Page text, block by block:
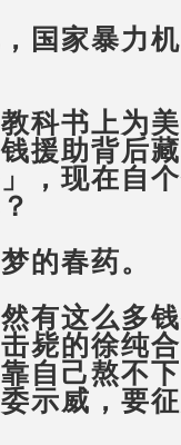
国家暴力
科书上为
援助背后
，现在自
的春药。
有这么多
毙的徐纯
自己熬不
示威，要